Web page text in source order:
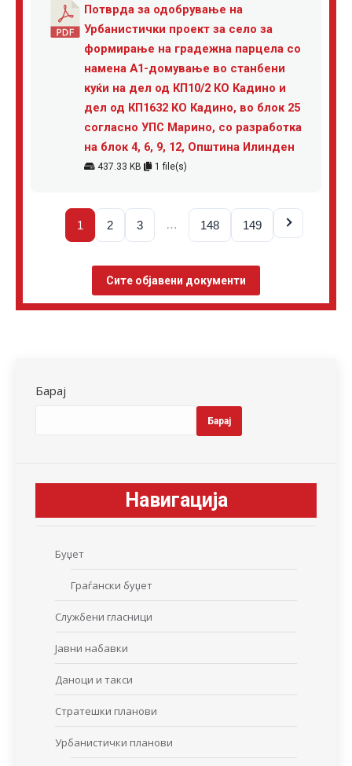
Потврда за одобрување на
Урбанистички проект за село за
формирање на градежна парцела со
намена А1-домување во станбени
куќи на дел од КП10/2 КО Кадино и
дел од КП1632 КО Кадино, во блок 25
согласно УПС Марино, со разработка
на блок 4, 6, 9, 12, Општина Илинден
437.33 KB 1 file(s)
1 2 3 … 148 149
Сите објавени документи
Барај
Барај
Навигација
Буџет
Граѓански буџет
Службени гласници
Јавни набавки
Даноци и такси
Стратешки планови
Урбанистички планови